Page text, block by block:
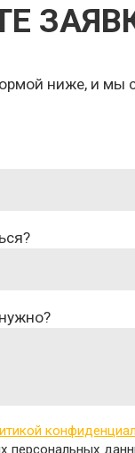
ниже, и мы
персональных